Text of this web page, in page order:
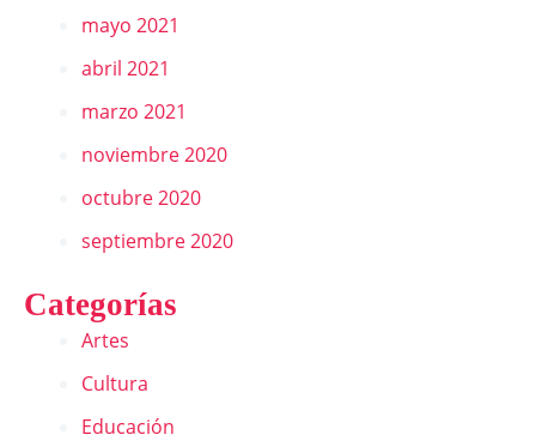
mayo 2021
abril 2021
marzo 2021
noviembre 2020
octubre 2020
septiembre 2020
Categorías
Artes
Cultura
Educación